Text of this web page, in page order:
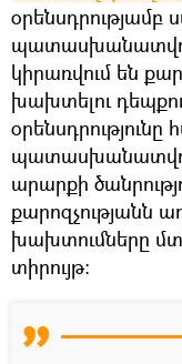
օրենսդրությամբ
կիրառվում են
խախտելու
արարքի
քարոզչությանն
խախտումները
տիրույթ։